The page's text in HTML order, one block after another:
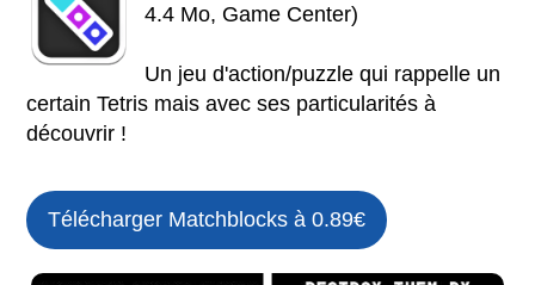
4.4 Mo, Game Center)
Un jeu d'action/puzzle qui rappelle un
certain Tetris mais avec ses particularités à
découvrir !
Télécharger Matchblocks à 0.89€